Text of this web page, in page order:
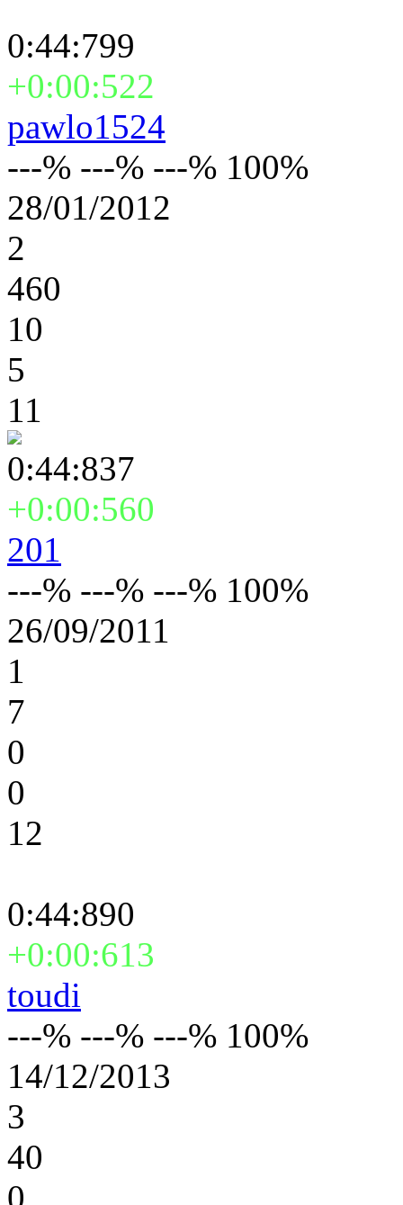
0:44:799
+0:00:522
pawlo1524
---% ---% ---% 100%
28/01/2012
2
460
10
5
11
0:44:837
+0:00:560
201
---% ---% ---% 100%
26/09/2011
1
7
0
0
12
0:44:890
+0:00:613
toudi
---% ---% ---% 100%
14/12/2013
3
40